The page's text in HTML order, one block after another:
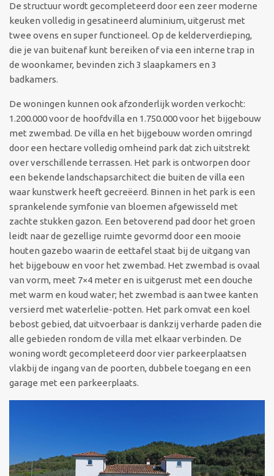
De structuur wordt gecompleteerd door een zeer moderne
keuken volledig in gesatineerd aluminium, uitgerust met
twee ovens en super functioneel. Op de kelderverdieping,
die je van buitenaf kunt bereiken of via een interne trap in
de woonkamer, bevinden zich 3 slaapkamers en 3
badkamers.
De woningen kunnen ook afzonderlijk worden verkocht:
1.200.000 voor de hoofdvilla en 1.750.000 voor het bijgebouw
met zwembad. De villa en het bijgebouw worden omringd
door een hectare volledig omheind park dat zich uitstrekt
over verschillende terrassen. Het park is ontworpen door
een bekende landschapsarchitect die buiten de villa een
waar kunstwerk heeft gecreëerd. Binnen in het park is een
sprankelende symfonie van bloemen afgewisseld met
zachte stukken gazon. Een betoverend pad door het groen
leidt naar de gezellige ruimte gevormd door een mooie
houten gazebo waarin de eettafel staat bij de uitgang van
het bijgebouw en voor het zwembad. Het zwembad is ovaal
van vorm, meet 7×4 meter en is uitgerust met een douche
met warm en koud water; het zwembad is aan twee kanten
versierd met waterlelie-potten. Het park omvat een koel
bebost gebied, dat uitvoerbaar is dankzij verharde paden die
alle gebieden rondom de villa met elkaar verbinden. De
woning wordt gecompleteerd door vier parkeerplaatsen
vlakbij de ingang van de poorten, dubbele toegang en een
garage met een parkeerplaats.